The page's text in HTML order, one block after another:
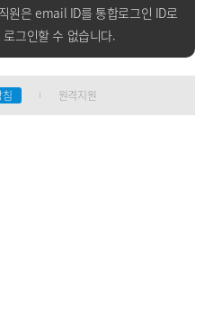
원은 email ID를 통합로그인 ID로
그인할 수 없습니다.
원격지원